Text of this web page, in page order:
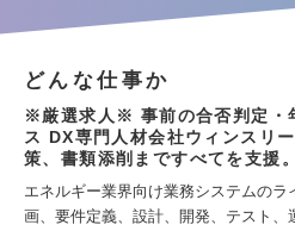
どんな仕事か
※厳選求人※ 事前の合否判定・
ス DX専門人材会社ウィンスリ
策、書類添削まですべてを支援。
エネルギー業界向け業務システムの
画、要件定義、設計、開発、テスト、